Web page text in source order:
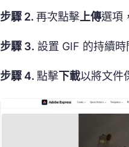
步驟 2. 再次點擊 上傳選項
步驟 3. 設置 GIF 的持續時
步驟 4. 點擊下載以將文件